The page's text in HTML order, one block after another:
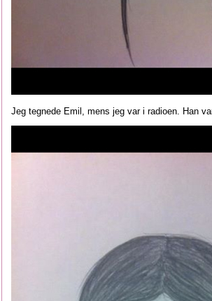
Jeg tegnede Emil, mens jeg var i radioen. Han